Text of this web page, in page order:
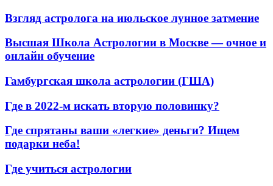
Взгляд астролога на июльское лунное затмение
Высшая Школа Астрологии в Москве — очное и
онлайн обучение
Гамбургская школа астрологии (ГША)
Где в 2022-м искать вторую половинку?
Где спрятаны ваши «легкие» деньги? Ищем
подарки неба!
Где учиться астрологии